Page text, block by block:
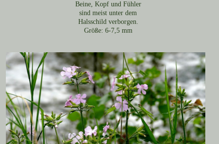
Beine, Kopf und Fühler
sind meist unter dem
Halsschild verborgen.
Größe: 6-7,5 mm